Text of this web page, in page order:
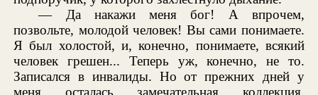
— Да накажи меня бог! А впрочем,
позвольте, молодой человек! Вы сами понимаете.
Я был холостой, и, конечно, понимаете, всякий
человек грешен... Теперь уж, конечно, не то.
Записался в инвалиды. Но от прежних дней у
меня осталась замечательная коллекция.